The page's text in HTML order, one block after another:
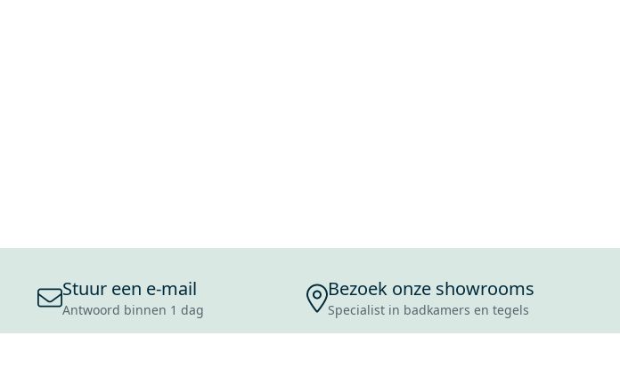
Stuur een e-mail
Antwoord binnen 1 dag
Bezoek onze showrooms
Specialist in badkamers en tegels